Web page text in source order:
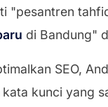
"pesantren
di Bandung"
SEO,
kunci yang